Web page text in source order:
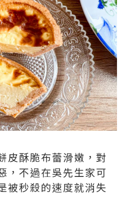
皮酥脆布蕾滑嫩，對
，不過在吳先生家可
被秒殺的速度就消失